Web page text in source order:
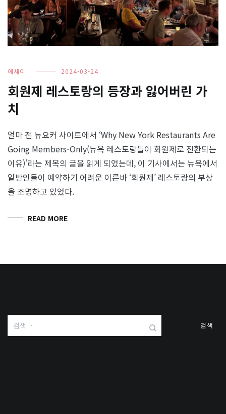
에세이 2024-03-24
회원제 레스토랑의 등장과 잃어버린 가
치
얼마 전 뉴요커 사이트에서 ‘Why New York Restaurants Are
Going Members-Only(뉴욕 레스토랑들이 회원제로 전환되는
이유)’라는 제목의 글을 읽게 되었는데, 이 기사에서는 뉴욕에서
일반인들이 예약하기 어려운 이른바 ‘회원제’ 레스토랑의 부상
을 조명하고 있었다.
READ MORE
검
색: